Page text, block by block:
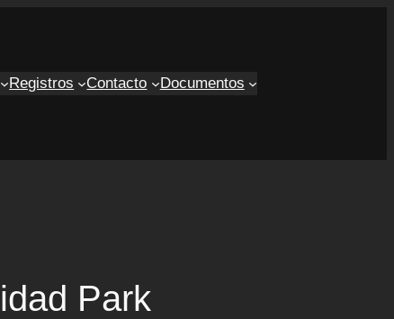
Registros Contacto Documentos
Park